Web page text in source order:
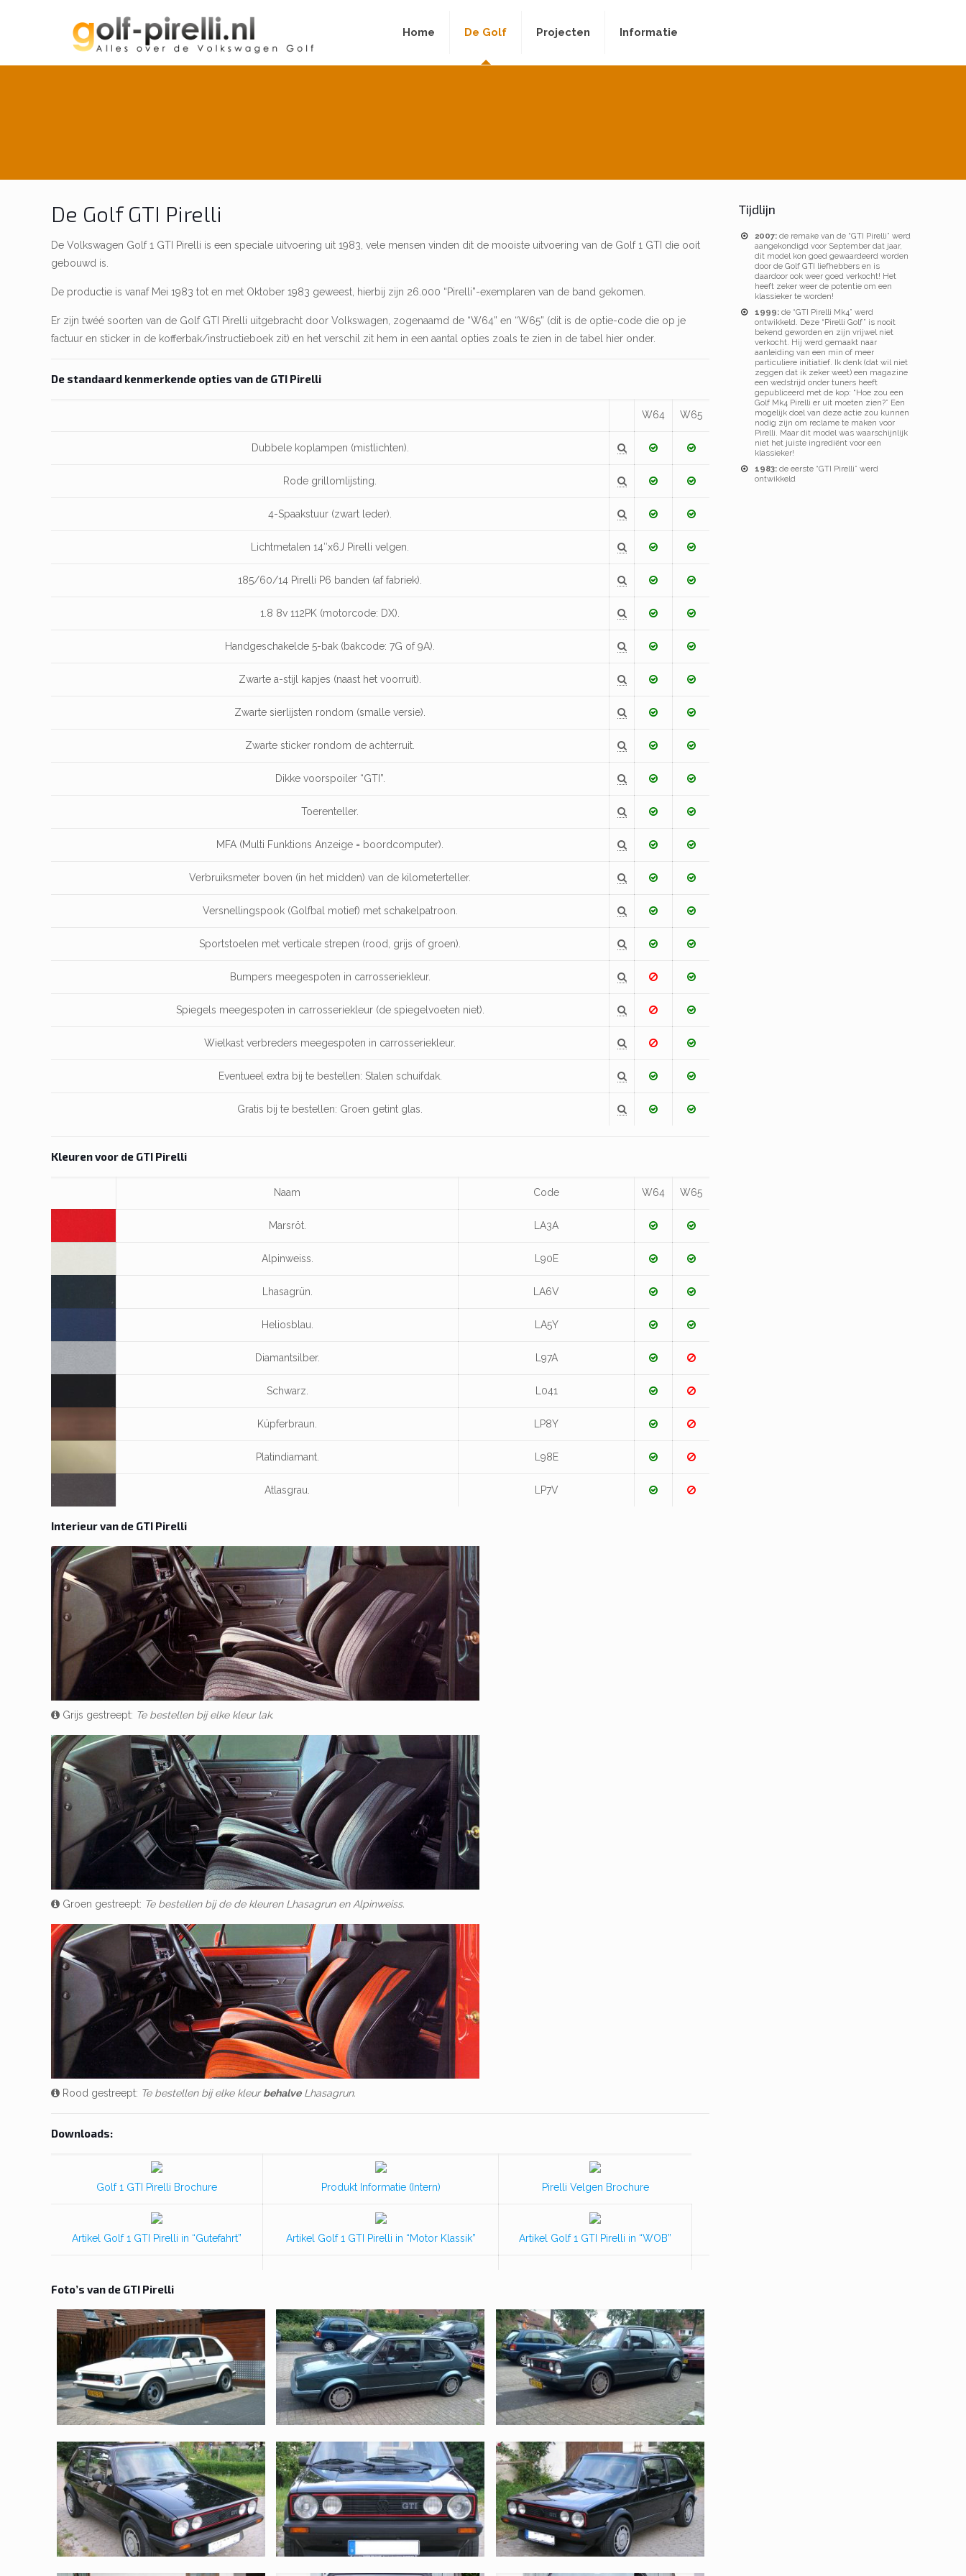
Home De Golf Projecten Informatie
De Golf GTI Pirelli
De Volkswagen Golf 1 GTI Pirelli is een speciale uitvoering uit 1983, vele mensen vinden dit de mooiste uitvoering van de Golf 1 GTI die ooit
gebouwd is.
De productie is vanaf Mei 1983 tot en met Oktober 1983 geweest, hierbij zijn 26.000 “Pirelli”-exemplaren van de band gekomen.
Er zijn twéé soorten van de Golf GTI Pirelli uitgebracht door Volkswagen, zogenaamd de “W64” en “W65” (dit is de optie-code die op je
factuur en sticker in de kofferbak/instructieboek zit) en het verschil zit hem in een aantal opties zoals te zien in de tabel hier onder.
De standaard kenmerkende opties van de GTI Pirelli
W64 W65
Dubbele koplampen (mistlichten).
Rode grillomlijsting.
4-Spaakstuur (zwart leder).
Lichtmetalen 14″x6J Pirelli velgen.
185/60/14 Pirelli P6 banden (af fabriek).
1.8 8v 112PK (motorcode: DX).
Handgeschakelde 5-bak (bakcode: 7G of 9A).
Zwarte a-stijl kapjes (naast het voorruit).
Zwarte sierlijsten rondom (smalle versie).
Zwarte sticker rondom de achterruit.
Dikke voorspoiler “GTI”.
Toerenteller.
MFA (Multi Funktions Anzeige = boordcomputer).
Verbruiksmeter boven (in het midden) van de kilometerteller.
Versnellingspook (Golfbal motief) met schakelpatroon.
Sportstoelen met verticale strepen (rood, grijs of groen).
Bumpers meegespoten in carrosseriekleur.
Spiegels meegespoten in carrosseriekleur (de spiegelvoeten niet).
Wielkast verbreders meegespoten in carrosseriekleur.
Eventueel extra bij te bestellen: Stalen schuifdak.
Gratis bij te bestellen: Groen getint glas.
Kleuren voor de GTI Pirelli
Naam Code W64 W65
Marsröt. LA3A
Alpinweiss. L90E
Lhasagrün. LA6V
Heliosblau. LA5Y
Diamantsilber. L97A
Schwarz. L041
Küpferbraun. LP8Y
Platindiamant. L98E
Atlasgrau. LP7V
Interieur van de GTI Pirelli
Grijs gestreept: Te bestellen bij elke kleur lak.
Groen gestreept: Te bestellen bij de de kleuren Lhasagrun en Alpinweiss.
Rood gestreept: Te bestellen bij elke kleurbehalveLhasagrun.
Downloads:
Golf 1 GTI Pirelli Brochure Produkt Informatie (Intern) Pirelli Velgen Brochure
Artikel Golf 1 GTI Pirelli in “Gutefahrt” Artikel Golf 1 GTI Pirelli in “Motor Klassik” Artikel Golf 1 GTI Pirelli in “WOB”
Foto’s van de GTI Pirelli
Tijdlijn
2007: de remake van de “GTI Pirelli” werd
aangekondigd voor September dat jaar,
dit model kon goed gewaardeerd worden
door de Golf GTI liefhebbers en is
daardoor ook weer goed verkocht! Het
heeft zeker weer de potentie om een
klassieker te worden!
1999: de “GTI Pirelli Mk4” werd
ontwikkeld. Deze “Pirelli Golf” is nooit
bekend geworden en zijn vrijwel niet
verkocht. Hij werd gemaakt naar
aanleiding van een min of meer
particuliere initiatief. Ik denk (dat wil niet
zeggen dat ik zeker weet) een magazine
een wedstrijd onder tuners heeft
gepubliceerd met de kop: “Hoe zou een
Golf Mk4 Pirelli er uit moeten zien?” Een
mogelijk doel van deze actie zou kunnen
nodig zijn om reclame te maken voor
Pirelli. Maar dit model was waarschijnlijk
niet het juiste ingrediënt voor een
klassieker!
1983: de eerste “GTI Pirelli” werd
ontwikkeld